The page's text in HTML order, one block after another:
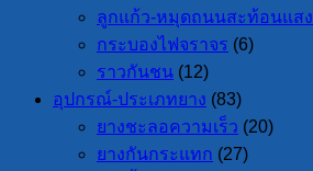
ลูกแก้ว-หมุดถนนสะท้อนแสง
กระบองไฟจราจร (6)
ราวกันชน (12)
อุปกรณ์-ประเภทยาง (83)
ยางชะลอความเร็ว (20)
ยางกันกระแทก (27)